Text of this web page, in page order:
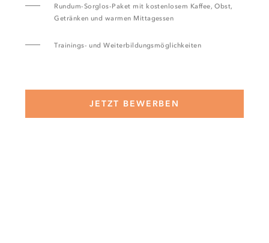
Rundum-Sorglos-Paket mit kostenlosem Kaffee, Obst,
Getränken und warmen Mittagessen
Trainings- und Weiterbildungsmöglichkeiten
JETZT BEWERBEN